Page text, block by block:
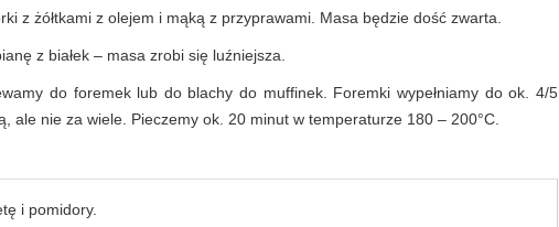
z żółtkami z olejem i mąką z przyprawami. Masa będzie dość zwarta.
z białek – masa zrobi się luźniejsza.
do foremek lub do blachy do muffinek. Foremki wypełniamy do ok. 4/5
ale nie za wiele. Pieczemy ok. 20 minut w temperaturze 180 – 200°C.
i pomidory.